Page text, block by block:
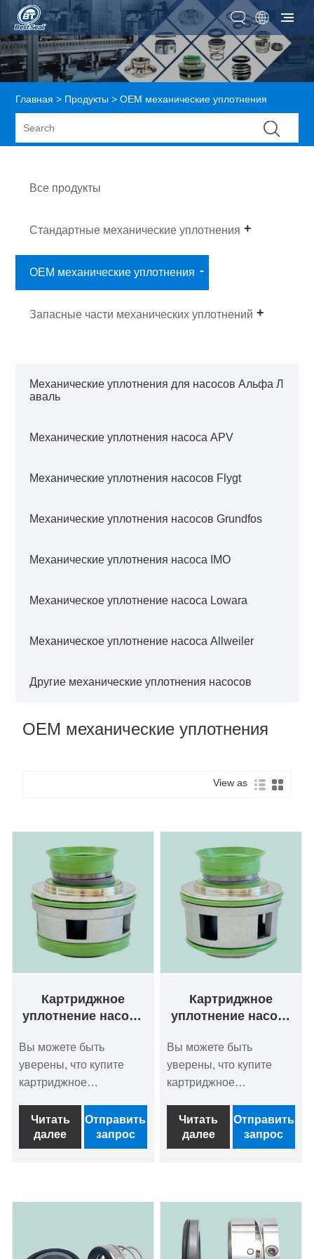
Главная > Продукты > OEM механические уплотнения
Все продукты
Стандартные механические уплотнения
OEM механические уплотнения
Запасные части механических уплотнений
Механические уплотнения для насосов Альфа Л
аваль
Механические уплотнения насоса APV
Механические уплотнения насосов Flygt
Механические уплотнения насосов Grundfos
Механические уплотнения насоса IMO
Механическое уплотнение насоса Lowara
Механическое уплотнение насоса Allweiler
Другие механические уплотнения насосов
OEM механические уплотнения
View as
Картриджное
уплотнение насоса
Вы можете быть
уверены, что купите
картриджное
25 Flygt на нашем
заводе.
Ищете надежного
поставщика
Читать
далее
Отправить
запрос
Картриджное
уплотнение насоса
Вы можете быть
уверены, что купите
картриджное
20 Flygt на нашем
заводе.
Ищете надежного
поставщика
механических
уплотнений? Не
Читать
далее
Отправить
запрос